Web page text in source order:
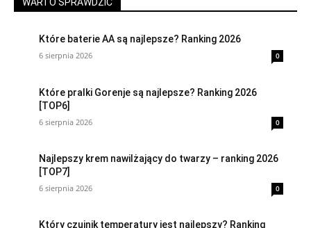
WARTO SPRAWDZIĆ
Które baterie AA są najlepsze? Ranking 2026
6 sierpnia 2026 0
Które pralki Gorenje są najlepsze? Ranking 2026
[TOP6]
6 sierpnia 2026 0
Najlepszy krem nawilżający do twarzy – ranking 2026
[TOP7]
6 sierpnia 2026 0
Który czujnik temperatury jest najlepszy? Ranking